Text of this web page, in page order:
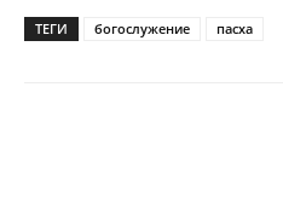
ТЕГИ богослужение пасха